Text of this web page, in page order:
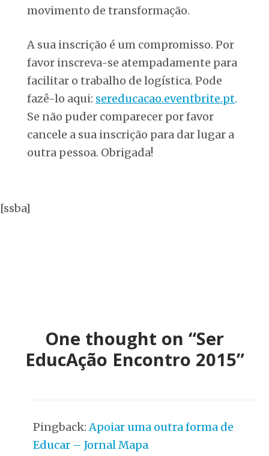
movimento de transformação.
A sua inscrição é um compromisso. Por
favor inscreva-se atempadamente para
facilitar o trabalho de logística. Pode
fazê-lo aqui: sereducacao.eventbrite.pt.
Se não puder comparecer por favor
cancele a sua inscrição para dar lugar a
outra pessoa. Obrigada!
[ssba]
One thought on “Ser
EducAção Encontro 2015”
Pingback:Apoiar uma outra forma de
Educar – Jornal Mapa